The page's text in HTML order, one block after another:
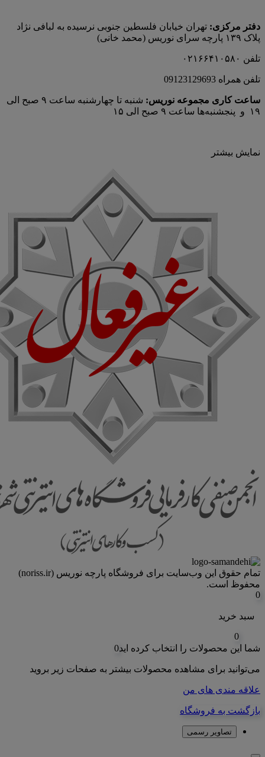
دفتر مرکزی: تهران خیابان فلسطین جنوبی نرسیده به لبافی نژاد
پلاک ۱۳۹ پارچه‌ سرای نوريس (محمد خانی)
تلفن ۰۲۱۶۶۴۱۰۵۸۰
تلفن همراه 09123129693
ساعت کاری مجموعه نوریس:
شنبه تا چهارشنبه ساعت ۹ صبح الی
۱۹ و پنجشنبه‌ها ساعت ۹ صبح الی ۱۵
نمایش بیشتر
تمام حقوق اين وب‌سايت برای فروشگاه پارچه نوریس (noriss.ir)
محفوظ است.
0
سبد خرید
0
شما این محصولات را انتخاب کرده اید0
می‌توانید برای مشاهده محصولات بیشتر به صفحات زیر بروید
علاقه مندی های من
بازگشت به فروشگاه
تصاویر رسمی